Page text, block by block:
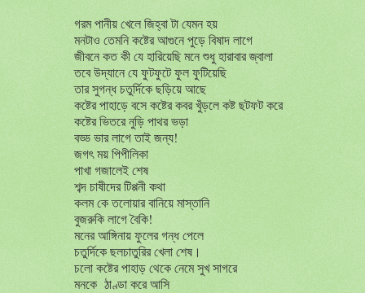
গরম পানীয় খেলে জিহ্বা টা যেমন হয়
মনটাও তেমনি কষ্টের আগুনে পুড়ে বিষাদ লাগে
জীবনে কত কী যে হারিয়েছি মনে শুধু হারাবার জ্বালা
তবে উদ্যানে যে ফুটফুটে ফুল ফুটিয়েছি
তার সুগন্ধ চতুর্দিকে ছড়িয়ে আছে
কষ্টের পাহাড়ে বসে কষ্টের কবর খুঁড়লে কষ্ট ছটফট করে
কষ্টের ভিতরে নুড়ি পাথর ভড়া
বড্ড ভার লাগে তাই জন্য!
জগৎ ময় পিপীলিকা
পাখা গজালেই শেষ
শব্দ চাষীদের টিপ্পনী কথা
কলম কে তলোয়ার বানিয়ে মাস্তানি
বুজরুকি লাগে বৈকি!
মনের আঙ্গিনায় ফুলের গন্ধ পেলে
চতুর্দিকে ছলচাতুরির খেলা শেষ।
চলো কষ্টের পাহাড় থেকে নেমে সুখ সাগরে
মনকে ঠাণ্ডা করে আসি